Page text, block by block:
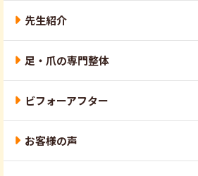
先生紹介
足・爪の専門整体
ビフォーアフター
お客様の声